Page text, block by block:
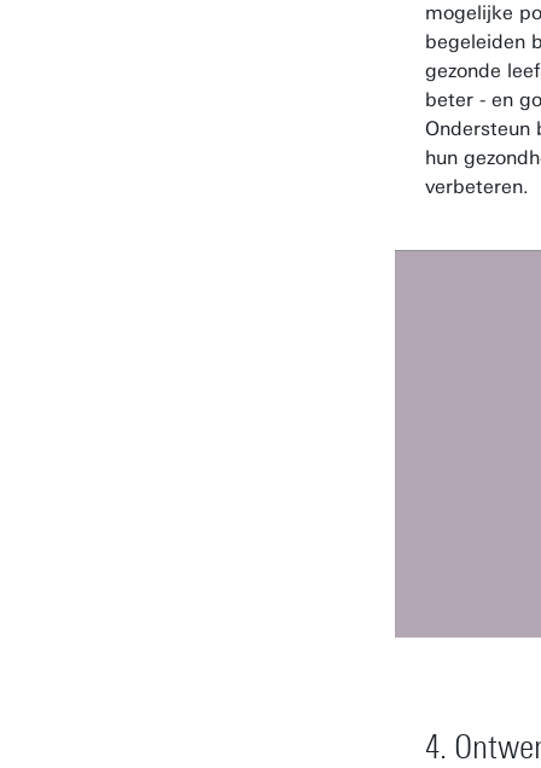
mogelijke
begeleiden
gezonde
beter - en
Ondersteun
hun
verbeteren.
4.